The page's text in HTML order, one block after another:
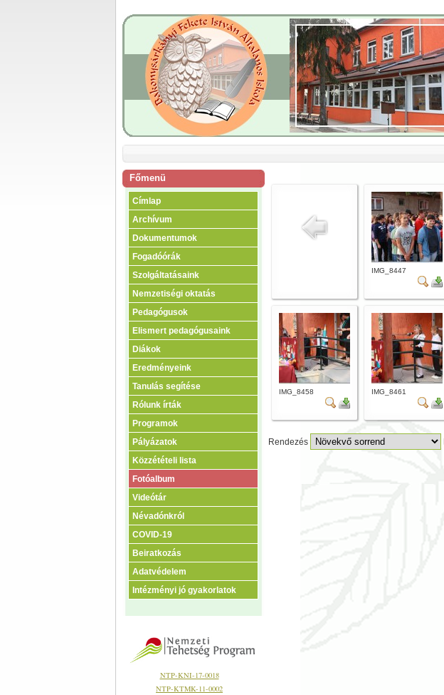
Főmenü
Címlap
Archívum
Dokumentumok
Fogadóórák
Szolgáltatásaink
Nemzetiségi oktatás
Pedagógusok
Elismert pedagógusaink
Diákok
Eredményeink
Tanulás segítése
Rólunk írták
Programok
Pályázatok
Közzétételi lista
Fotóalbum
Videótár
Névadónkról
COVID-19
Beiratkozás
Adatvédelem
Intézményi jó gyakorlatok
NTP-KNI-17-0018
NTP-KTMK-11-0002
IMG_8447
IMG_8458 IMG_8461
Rendezés